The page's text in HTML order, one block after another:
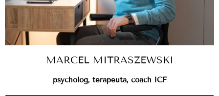
MARCEL MITRASZEWSKI
psycholog, terapeuta, coach ICF